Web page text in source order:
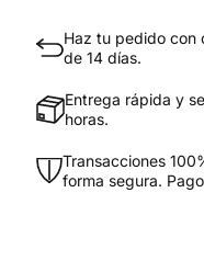
Haz tu pedido con
de 14 días.
Entrega rápida y
horas.
Transacciones
forma segura.